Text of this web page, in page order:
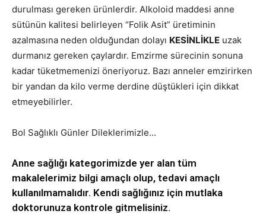
durulması gereken ürünlerdir. Alkoloid maddesi anne
sütünün kalitesi belirleyen “Folik Asit” üretiminin
azalmasına neden olduğundan dolayı KESİNLİKLE uzak
durmanız gereken çaylardır. Emzirme sürecinin sonuna
kadar tüketmemenizi öneriyoruz. Bazı anneler emzirirken
bir yandan da kilo verme derdine düştükleri için dikkat
etmeyebilirler.
Bol Sağlıklı Günler Dileklerimizle…
Anne sağlığı kategorimizde yer alan tüm
makalelerimiz bilgi amaçlı olup, tedavi amaçlı
kullanılmamalıdır. Kendi sağlığınız için mutlaka
doktorunuza kontrole gitmelisiniz.